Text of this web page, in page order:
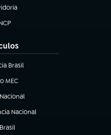
em nova aba)
em nova aba)
Brasil
nova aba)
MEC
nova aba)
Nacional
aba)
em nova aba)